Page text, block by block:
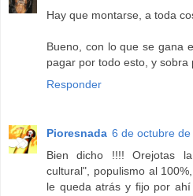
Hay que montarse, a toda
Bueno, con lo que se gana
pagar por todo esto, y sobra
Responder
Pioresnada 6 de octubre
Bien dicho !!!! Orejotas
cultural", populismo al
le queda atrás y fijo por